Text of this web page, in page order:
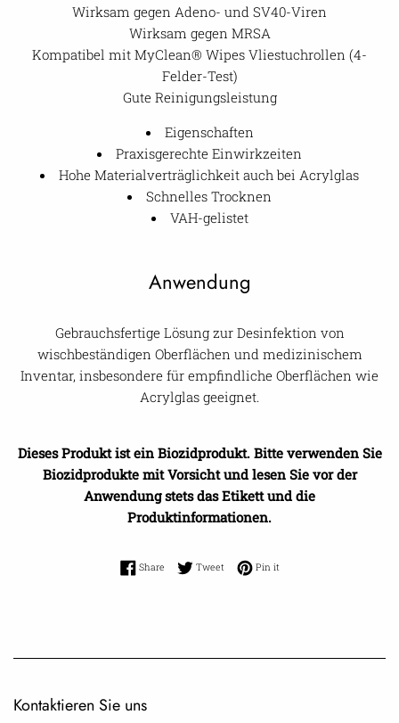
Wirksam gegen Adeno- und SV40-Viren
Wirksam gegen MRSA
Kompatibel mit MyClean® Wipes Vliestuchrollen (4-
Felder-Test)
Gute Reinigungsleistung
Eigenschaften
Praxisgerechte Einwirkzeiten
Hohe Materialverträglichkeit auch bei Acrylglas
Schnelles Trocknen
VAH-gelistet
Anwendung
Gebrauchsfertige Lösung zur Desinfektion von
wischbeständigen Oberflächen und medizinischem
Inventar, insbesondere für empfindliche Oberflächen wie
Acrylglas geeignet.
Dieses Produkt ist ein Biozidprodukt. Bitte verwenden Sie
Biozidprodukte mit Vorsicht und lesen Sie vor der
Anwendung stets das Etikett und die
Produktinformationen.
ShareShare on Facebook
TweetTweet on Twitter
Pin itPin on Pinterest
Kontaktieren Sie uns